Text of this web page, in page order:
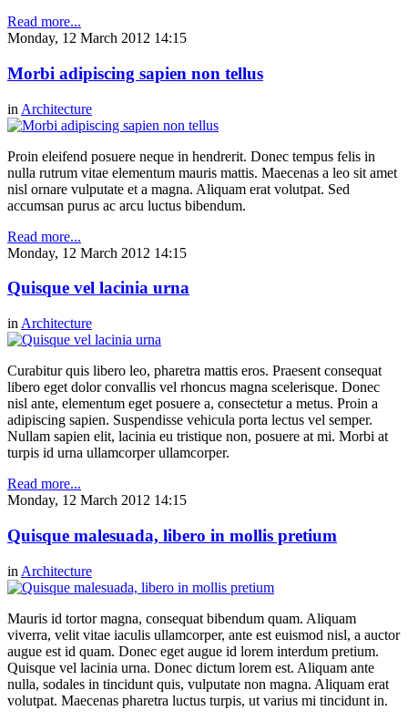
Read more...
Monday, 12 March 2012 14:15
Morbi adipiscing sapien non tellus
in Architecture
Proin eleifend posuere neque in hendrerit. Donec tempus felis in
nulla rutrum vitae elementum mauris mattis. Maecenas a leo sit amet
nisl ornare vulputate et a magna. Aliquam erat volutpat. Sed
accumsan purus ac arcu luctus bibendum.
Read more...
Monday, 12 March 2012 14:15
Quisque vel lacinia urna
in Architecture
Curabitur quis libero leo, pharetra mattis eros. Praesent consequat
libero eget dolor convallis vel rhoncus magna scelerisque. Donec
nisl ante, elementum eget posuere a, consectetur a metus. Proin a
adipiscing sapien. Suspendisse vehicula porta lectus vel semper.
Nullam sapien elit, lacinia eu tristique non, posuere at mi. Morbi at
turpis id urna ullamcorper ullamcorper.
Read more...
Monday, 12 March 2012 14:15
Quisque malesuada, libero in mollis pretium
in Architecture
Mauris id tortor magna, consequat bibendum quam. Aliquam
viverra, velit vitae iaculis ullamcorper, ante est euismod nisl, a auctor
augue est id quam. Donec eget augue id lorem interdum pretium.
Quisque vel lacinia urna. Donec dictum lorem est. Aliquam ante
nulla, sodales in tincidunt quis, vulputate non magna. Aliquam erat
volutpat. Maecenas pharetra luctus turpis, ut varius mi tincidunt in.